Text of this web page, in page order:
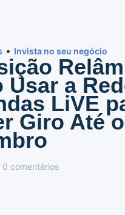
• Invista no seu negócio
Usar a
LiVE
Giro Até
0 comentários